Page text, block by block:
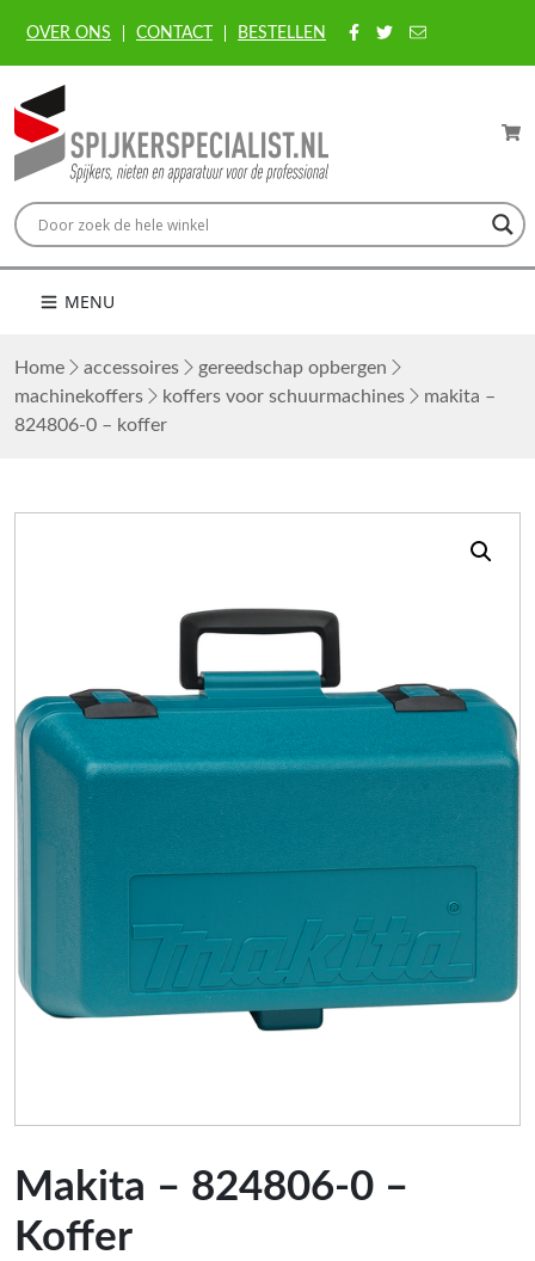
OVER ONS CONTACT BESTELLEN
MENU
Home accessoires
gereedschap opbergen
machinekoffers
koffers voor schuurmachines
makita –
824806-0 – koffer
Makita – 824806-0 –
Koffer